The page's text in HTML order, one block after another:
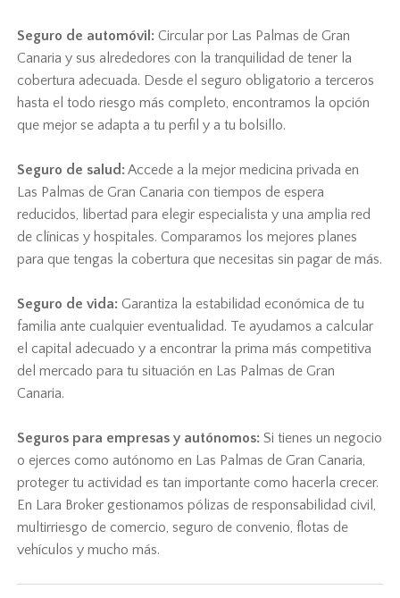
Seguro de automóvil: Circular por Las Palmas de Gran
Canaria y sus alrededores con la tranquilidad de tener la
cobertura adecuada. Desde el seguro obligatorio a terceros
hasta el todo riesgo más completo, encontramos la opción
que mejor se adapta a tu perfil y a tu bolsillo.
Seguro de salud:Accede a la mejor medicina privada en
Las Palmas de Gran Canaria con tiempos de espera
reducidos, libertad para elegir especialista y una amplia red
de clínicas y hospitales. Comparamos los mejores planes
para que tengas la cobertura que necesitas sin pagar de más.
Seguro de vida: Garantiza la estabilidad económica de tu
familia ante cualquier eventualidad. Te ayudamos a calcular
el capital adecuado y a encontrar la prima más competitiva
del mercado para tu situación en Las Palmas de Gran
Canaria.
Seguros para empresas y autónomos: Si tienes un negocio
o ejerces como autónomo en Las Palmas de Gran Canaria,
proteger tu actividad es tan importante como hacerla crecer.
En Lara Broker gestionamos pólizas de responsabilidad civil,
multirriesgo de comercio, seguro de convenio, flotas de
vehículos y mucho más.